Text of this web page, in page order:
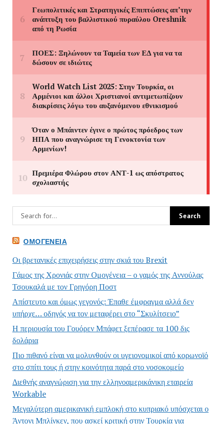
ΟΜΟΓΈΝΕΙΑ
Οι βρετανικές επιχειρήσεις στην σκιά του Brexit
Γάμος της Χρονιάς στην Ομογένεια – ο γαμός της Αννούλας
Τσουκαλά με τον Γρηγόρη Ποστ
Απίστευτο και όμως γεγονός: Έπαθε έμφραγμα αλλά δεν
υπήρχε… οδηγός να τον μεταφέρει στο “Σκυλίτσειο”
Η περιουσία του Γουόρεν Μπάφετ ξεπέρασε τα 100 δις
δολάρια
Πιο πιθανό είναι να μολυνθούν οι υγειονομικοί από κορωνοϊό
στο σπίτι τους ή στην κοινότητα παρά στο νοσοκομείο
Διεθνής αναγνώριση για την ελληνοαμερικάνικη εταιρεία
Workable
Μεγαλύτερη αμερικανική εμπλοκή στο κυπριακό υπόσχεται ο
Άντονι Μπλίνκεν, που ασκεί κριτική στην Τουρκία για